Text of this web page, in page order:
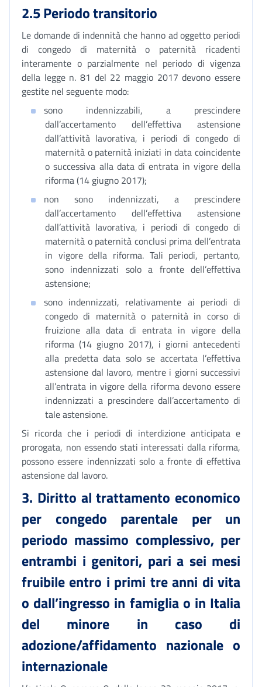
2.5 Periodo transitorio
Le domande di indennità che hanno ad oggetto periodi
di congedo di maternità o paternità ricadenti
interamente o parzialmente nel periodo di vigenza
della legge n. 81 del 22 maggio 2017 devono essere
gestite nel seguente modo:
sono indennizzabili, a prescindere
dall’accertamento dell’effettiva astensione
dall’attività lavorativa, i periodi di congedo di
maternità o paternità iniziati in data coincidente
o successiva alla data di entrata in vigore della
riforma (14 giugno 2017);
non sono indennizzati, a prescindere
dall’accertamento dell’effettiva astensione
dall’attività lavorativa, i periodi di congedo di
maternità o paternità conclusi prima dell’entrata
in vigore della riforma. Tali periodi, pertanto,
sono indennizzati solo a fronte dell’effettiva
astensione;
sono indennizzati, relativamente ai periodi di
congedo di maternità o paternità in corso di
fruizione alla data di entrata in vigore della
riforma (14 giugno 2017), i giorni antecedenti
alla predetta data solo se accertata l’effettiva
astensione dal lavoro, mentre i giorni successivi
all’entrata in vigore della riforma devono essere
indennizzati a prescindere dall’accertamento di
tale astensione.
Si ricorda che i periodi di interdizione anticipata e
prorogata, non essendo stati interessati dalla riforma,
possono essere indennizzati solo a fronte di effettiva
astensione dal lavoro.
3. Diritto al trattamento economico
per congedo parentale per un
periodo massimo complessivo, per
entrambi i genitori, pari a sei mesi
fruibile entro i primi tre anni di vita
o dall’ingresso in famiglia o in Italia
del minore in caso di
adozione/affidamento nazionale o
internazionale